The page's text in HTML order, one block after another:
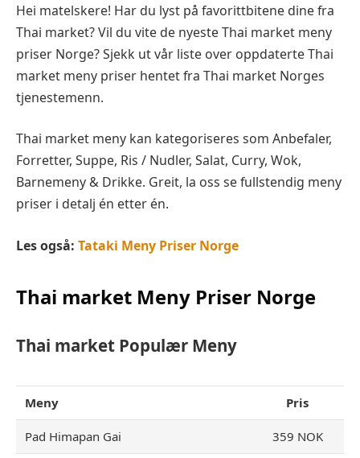
Hei matelskere! Har du lyst på favorittbitene dine fra
Thai market? Vil du vite de nyeste Thai market meny
priser Norge? Sjekk ut vår liste over oppdaterte Thai
market meny priser hentet fra Thai market Norges
tjenestemenn.
Thai market meny kan kategoriseres som Anbefaler,
Forretter, Suppe, Ris / Nudler, Salat, Curry, Wok,
Barnemeny & Drikke. Greit, la oss se fullstendig meny
priser i detalj én etter én.
Les også: Tataki Meny Priser Norge
Thai market Meny Priser Norge
Thai market Populær Meny
Meny Pris
Pad Himapan Gai 359 NOK